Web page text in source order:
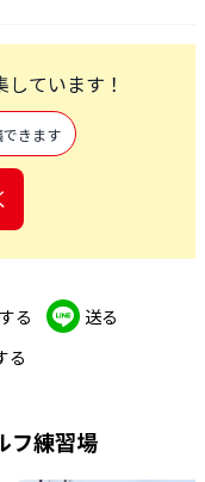
ています！
きます
る
送る
る
フ練習場